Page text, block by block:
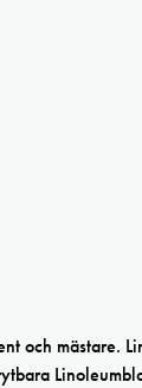
och mästare.